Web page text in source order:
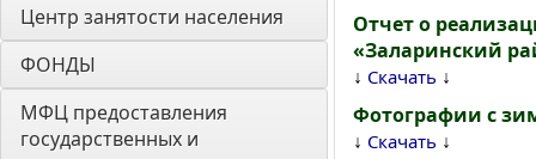
Центр занятости населения
ФОНДЫ
МФЦ предоставления
государственных и
Отчет о
«Заларинский
↓ Скачать ↓
Фотографии с
↓ Скачать ↓